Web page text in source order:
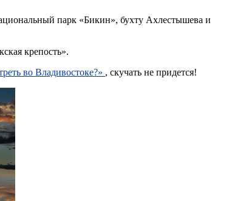
парк «Бикин», бухту Ахлестышева и
крепость».
во Владивостоке?» , скучать не придется!